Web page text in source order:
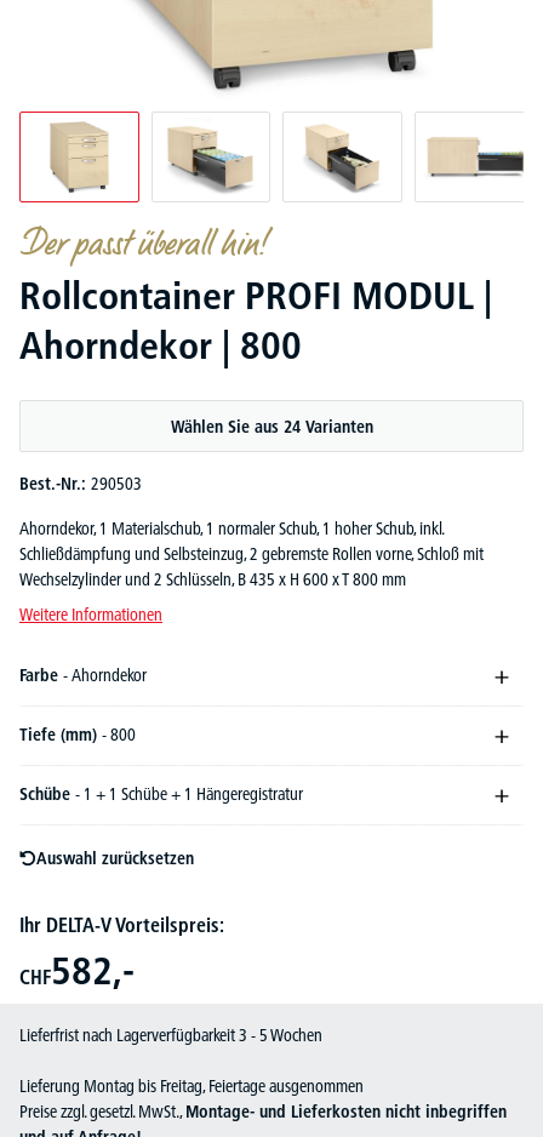
Der passt überall hin!
Rollcontainer PROFI MODUL |
Ahorndekor | 800
Wählen Sie aus 24 Varianten
Best.-Nr.: 290503
Ahorndekor, 1 Materialschub, 1 normaler Schub, 1 hoher Schub, inkl.
Schließdämpfung und Selbsteinzug, 2 gebremste Rollen vorne, Schloß mit
Wechselzylinder und 2 Schlüsseln, B 435 x H 600 x T 800 mm
Weitere Informationen
Farbe - Ahorndekor
Tiefe (mm) - 800
Schübe - 1 + 1 Schübe + 1 Hängeregistratur
Auswahl zurücksetzen
Ihr DELTA-V Vorteilspreis:
CHF582,-
Lieferfrist nach Lagerverfügbarkeit 3 - 5 Wochen
Lieferung Montag bis Freitag, Feiertage ausgenommen
Preise zzgl. gesetzl. MwSt.,Montage- und Lieferkosten nicht inbegriffen